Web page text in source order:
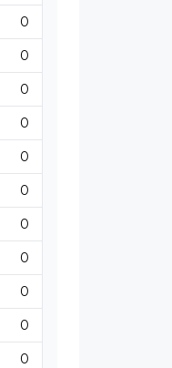
0
0
0
0
0
0
0
0
0
0
0